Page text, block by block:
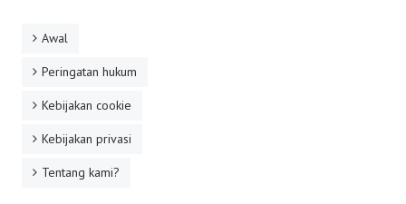
Awal
Peringatan hukum
Kebijakan cookie
Kebijakan privasi
Tentang kami?